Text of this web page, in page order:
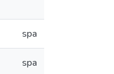
spa
spa